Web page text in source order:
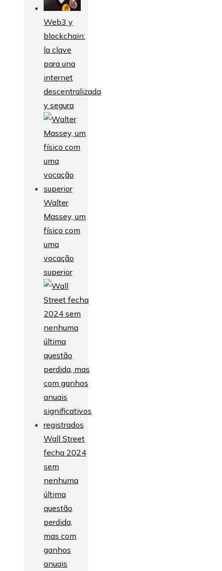
Web3 y
blockchain:
la clave
para una
internet
descentralizada
y segura
Walter
Massey, um
físico com
uma
vocação
superior
Wall Street
fecha 2024
sem
nenhuma
última
questão
perdida,
mas com
ganhos
anuais